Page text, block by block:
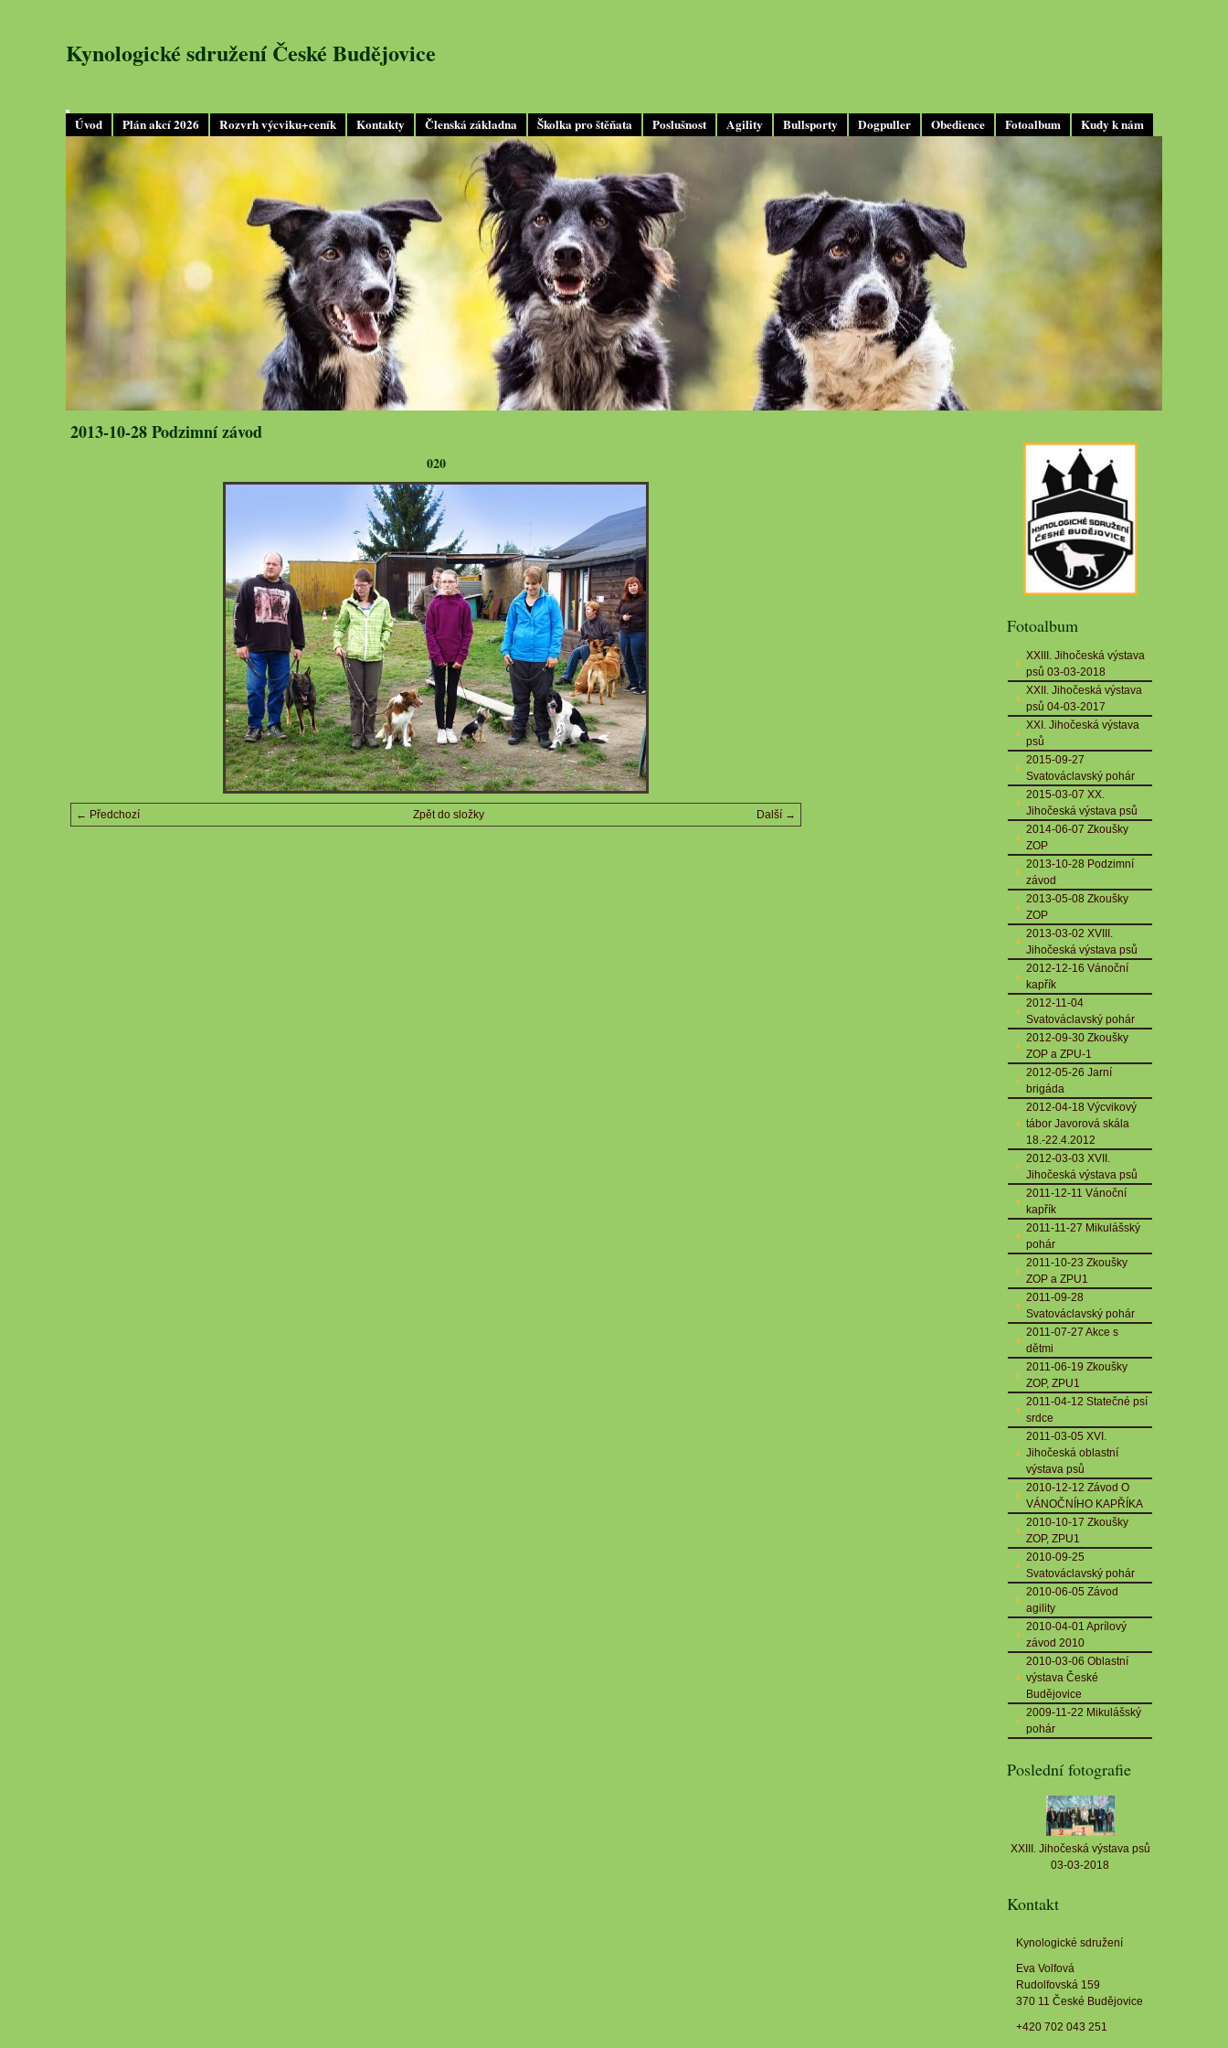
Úvod Plán akcí 2026 Rozvrh výcviku+ceník Kontakty Členská základna Školka pro štěňata Poslušnost Agility Bullsporty Dogpuller Obedience Fotoalbum Kudy k nám
Kynologické sdružení České Budějovice
2013-10-28 Podzimní závod
020
← Předchozí Další →
Zpět do složky
Fotoalbum
XXIII. Jihočeská výstava
psů 03-03-2018
XXII. Jihočeská výstava
psů 04-03-2017
XXI. Jihočeská výstava
psů
2015-09-27
Svatováclavský pohár
2015-03-07 XX.
Jihočeská výstava psů
2014-06-07 Zkoušky
ZOP
2013-10-28 Podzimní
závod
2013-05-08 Zkoušky
ZOP
2013-03-02 XVIII.
Jihočeská výstava psů
2012-12-16 Vánoční
kapřík
2012-11-04
Svatováclavský pohár
2012-09-30 Zkoušky
ZOP a ZPU-1
2012-05-26 Jarní
brigáda
2012-04-18 Výcvikový
tábor Javorová skála
18.-22.4.2012
2012-03-03 XVII.
Jihočeská výstava psů
2011-12-11 Vánoční
kapřík
2011-11-27 Mikulášský
pohár
2011-10-23 Zkoušky
ZOP a ZPU1
2011-09-28
Svatováclavský pohár
2011-07-27 Akce s
dětmi
2011-06-19 Zkoušky
ZOP, ZPU1
2011-04-12 Statečné psí
srdce
2011-03-05 XVI.
Jihočeská oblastní
výstava psů
2010-12-12 Závod O
VÁNOČNÍHO KAPŘÍKA
2010-10-17 Zkoušky
ZOP, ZPU1
2010-09-25
Svatováclavský pohár
2010-06-05 Závod
agility
2010-04-01 Aprílový
závod 2010
2010-03-06 Oblastní
výstava České
Budějovice
2009-11-22 Mikulášský
pohár
Poslední fotografie
XXIII. Jihočeská výstava psů
03-03-2018
Kontakt
Kynologické sdružení
Eva Volfová
Rudolfovská 159
370 11 České Budějovice
+420 702 043 251